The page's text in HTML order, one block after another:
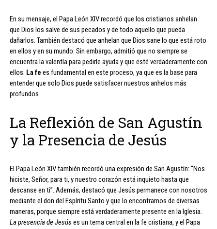
En su mensaje, el Papa León XIV recordó que los cristianos anhelan
que Dios los salve de sus pecados y de todo aquello que pueda
dañarlos. También destacó que anhelan que Dios sane lo que está roto
en ellos y en su mundo. Sin embargo, admitió que no siempre se
encuentra la valentía para pedirle ayuda y que esté verdaderamente con
ellos. La fe es fundamental en este proceso, ya que es la base para
entender que solo Dios puede satisfacer nuestros anhelos más
profundos.
La Reflexión de San Agustín
y la Presencia de Jesús
El Papa León XIV también recordó una expresión de San Agustín: “Nos
hiciste, Señor, para ti, y nuestro corazón está inquieto hasta que
descanse en ti”. Además, destacó que Jesús permanece con nosotros
mediante el don del Espíritu Santo y que lo encontramos de diversas
maneras, porque siempre está verdaderamente presente en la Iglesia.
La presencia de Jesús es un tema central en la fe cristiana, y el Papa